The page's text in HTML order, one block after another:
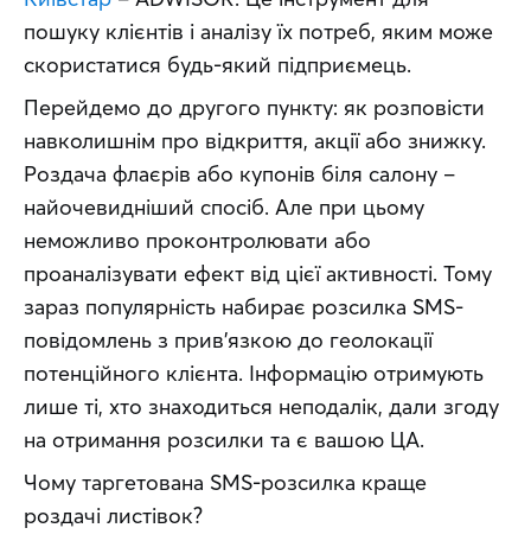
пошуку клієнтів і аналізу їх потреб, яким може
скористатися будь-який підприємець.
Перейдемо до другого пункту: як розповісти
навколишнім про відкриття, акції або знижку.
Роздача флаєрів або купонів біля салону –
найочевидніший спосіб. Але при цьому
неможливо проконтролювати або
проаналізувати ефект від цієї активності. Тому
зараз популярність набирає розсилка SMS-
повідомлень з прив’язкою до геолокації
потенційного клієнта. Інформацію отримують
лише ті, хто знаходиться неподалік, дали згоду
на отримання розсилки та є вашою ЦА.
Чому таргетована SMS-розсилка краще
роздачі листівок?